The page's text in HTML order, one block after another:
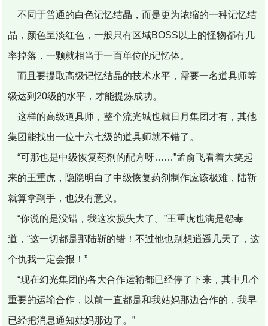
不同于普通的白色记忆结晶，而是更为浓缩的一种记忆结
晶，颜色呈淡红色，一般只有区域BOSS以上的怪物都有几
率掉落，一颗就相当于一百单位的记忆体。
而且要提取高级记忆结晶的技术水平，需要一名道具师等
级达到20级的水平，才能提炼成功。
这样的高级道具师，整个流光城也就日月集团才有，其他
集团能找出一位十六七级的道具师就不错了。
“可那也是中级恢复药剂的配方呀……”孟俞飞看着大笑起
来的王重虎，隐隐明白了中级恢复药剂制作应该极难，陆靳
就算拿到手，也没有意义。
“你说的是没错，我这次损失大了。”王重虎也满是怨毒
道，“这一切都是那陆靳的错！不过他也别想逍遥几天了，这
个仇我一定会报！”
“现在幻光集团的各大合作运输都已经停了下来，其中几个
重要的运输合作，以前一直都是和我姑妈那边合作的，我早
已经把消息通知姑妈那边了。”